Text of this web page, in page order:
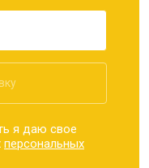
я даю свое
персональных